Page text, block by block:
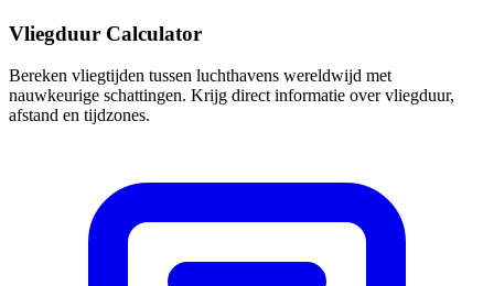
Vliegduur Calculator
Bereken vliegtijden tussen luchthavens wereldwijd met
nauwkeurige schattingen. Krijg direct informatie over vliegduur,
afstand en tijdzones.